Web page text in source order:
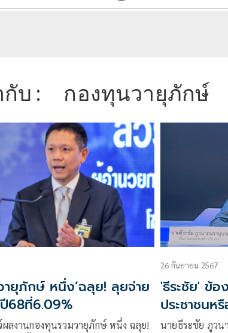
บ : กองทุนวายุภักษ์
ยุภักษ์ หนึ่ง’ฉลุย! ลุยจ่าย
68ที่6.09%
ผลงานกองทุนรวมวายุภักษ์ หนึ่ง ฉลุย!
26 กันยายน 2567
'ธีระชัย' ข้อ
ประชาชนห
ภักษ์
นายธีระชัย ภูวน